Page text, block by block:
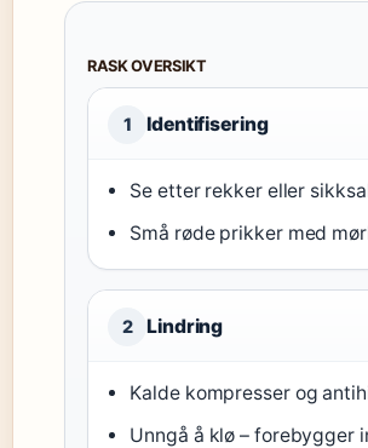
RASK OVERSIKT
1 Identifisering
Se etter rekker eller
Små røde prikker med
2 Lindring
Kalde kompresser og
Unngå å klø – forebygger